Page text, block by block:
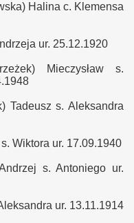
Halina c. Klemensa
ur. 25.12.1920
Mieczysław s.
Tadeusz s. Aleksandra
Wiktora ur. 17.09.1940
s. Antoniego ur.
ur. 13.11.1914